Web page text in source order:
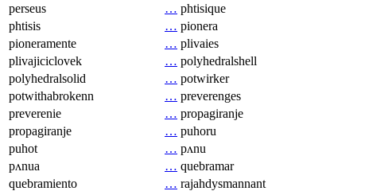
perseus
… phtisique
phtisis
… pionera
pioneramente
… plivaies
plivajiciclovek
… polyhedralshell
polyhedralsolid
… potwirker
potwithabrokenn
… preverenges
preverenie
… propagiranje
propagiranje
… puhoru
puhot
… pʌnu
pʌnua
… quebramar
quebramiento
… rajahdysmannant